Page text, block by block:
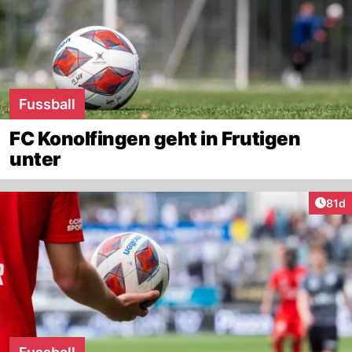
Fussball
FC Konolfingen geht in Frutigen
unter
81d